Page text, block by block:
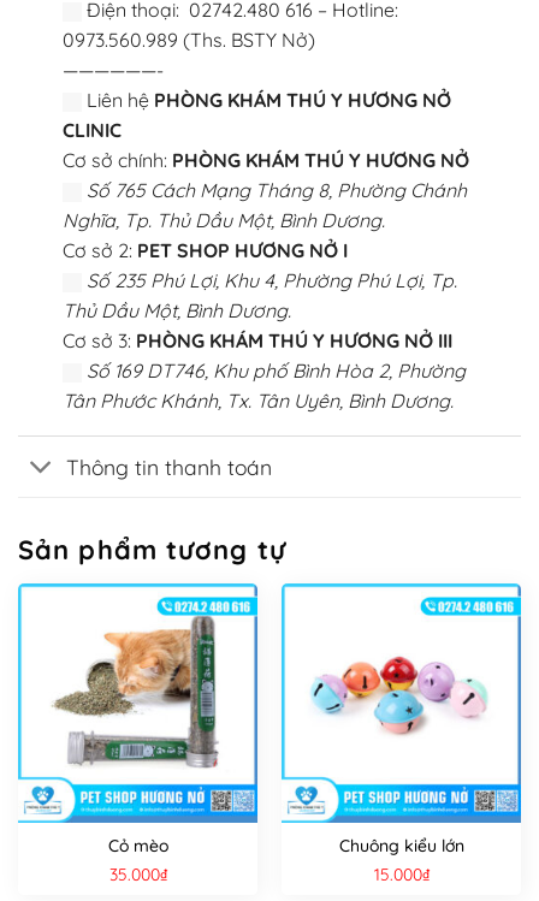
Điện thoại: 02742.480 616 – Hotline:
0973.560.989 (Ths. BSTY Nở)
——————-
Liên hệ PHÒNG KHÁM THÚ Y HƯƠNG NỞ
CLINIC
Cơ sở chính: PHÒNG KHÁM THÚ Y HƯƠNG NỞ
Số 765 Cách Mạng Tháng 8, Phường Chánh
Nghĩa, Tp. Thủ Dầu Một, Bình Dương.
Cơ sở 2: PET SHOP HƯƠNG NỞ I
Số 235 Phú Lợi, Khu 4, Phường Phú Lợi, Tp.
Thủ Dầu Một, Bình Dương.
Cơ sở 3: PHÒNG KHÁM THÚ Y HƯƠNG NỞ III
Số 169 DT746, Khu phố Bình Hòa 2, Phường
Tân Phước Khánh, Tx. Tân Uyên, Bình Dương.
Thông tin thanh toán
Sản phẩm tương tự
Cỏ mèo
35.000₫
Chuông kiểu lớn
15.000₫